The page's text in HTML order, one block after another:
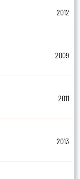
2012
2009
2011
2013